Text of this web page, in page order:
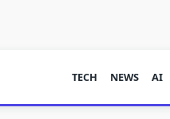
TECH NEWS AI